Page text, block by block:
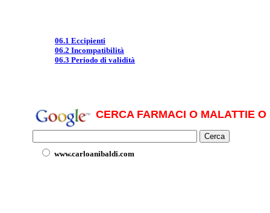
06.1 Eccipienti
06.2 Incompatibilità
06.3 Periodo di validità
CERCA FARMACI O MALATTIE
www.carloanibaldi.com